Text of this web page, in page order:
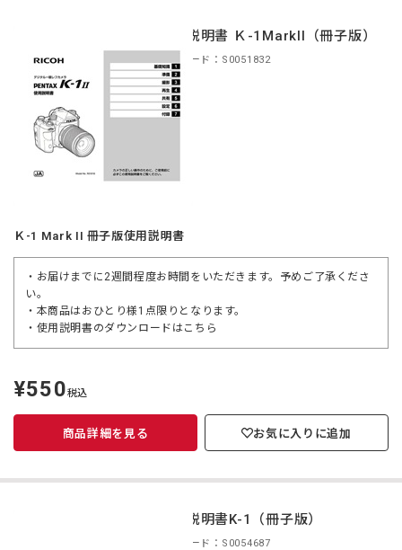
使用説明書 Ｋ-1MarkII（冊子版）
商品コード：S0051832
Ｋ-1 Mark II 冊子版使用説明書
・お届けまでに2週間程度お時間をいただきます。予めご了承くださ
い。
・本商品はおひとり様1点限りとなります。
・使用説明書のダウンロードはこちら
定
価
¥550税込
商品詳細を見る お気に入りに追加
使用説明書K-1（冊子版）
商品コード：S0054687